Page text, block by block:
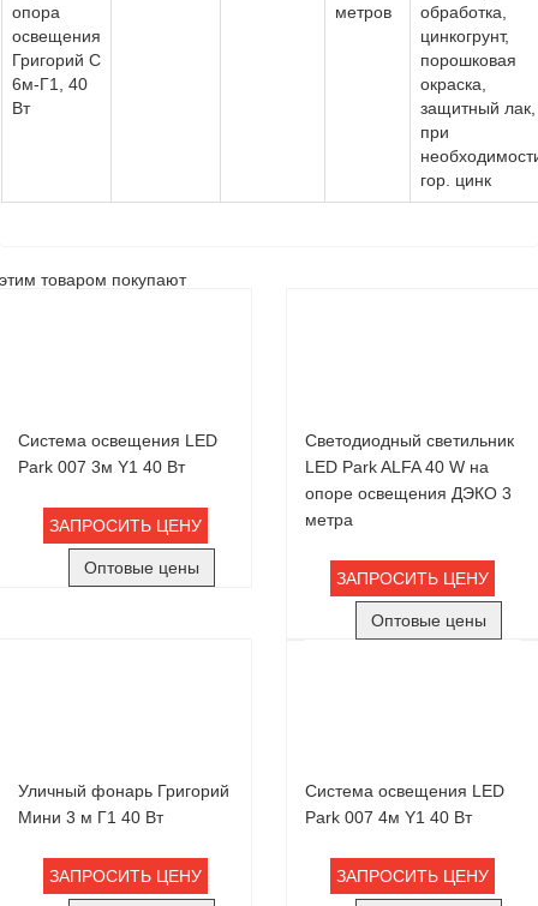
опора
освещения
Григорий С
6м-Г1, 40
Вт
метров
обработка,
цинкогрунт,
порошковая
окраска,
защитный лак,
при
гор. цинк
товаром покупают
Система освещения LED
Park 007 3м Y1 40 Вт
ЗАПРОСИТЬ ЦЕНУ
Оптовые цены
Светодиодный светильник
LED Park ALFA 40 W на
опоре освещения ДЭКО 3
метра
ЗАПРОСИТЬ ЦЕНУ
Оптовые цены
Уличный фонарь Григорий
Мини 3 м Г1 40 Вт
ЗАПРОСИТЬ ЦЕНУ
Система освещения LED
Park 007 4м Y1 40 Вт
ЗАПРОСИТЬ ЦЕНУ